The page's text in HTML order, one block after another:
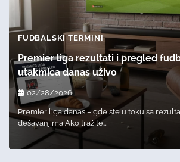
FUDBALSKI TERMINI
Premier liga rezultati i pregled
utakmica danas uživo
02/28/2026
Premier liga danas – gde ste u toku sa
dešavanjima Ako tražite…